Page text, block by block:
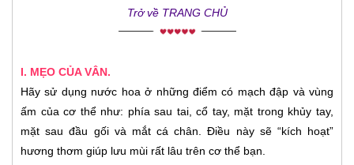
Trở về TRANG CHỦ
I. MẸO CỦA VÂN.
Hãy sử dụng nước hoa ở những điểm có mạch đập và vùng
ấm của cơ thể như: phía sau tai, cổ tay, mặt trong khủy tay,
mặt sau đầu gối và mắt cá chân. Điều này sẽ “kích hoạt”
hương thơm giúp lưu mùi rất lâu trên cơ thể bạn.